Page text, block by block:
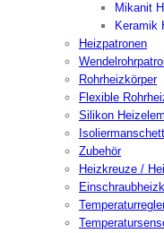
Mikanit
Keramik
Heizpatronen
Rohrheizkörper
Flexible
Silikon
Zubehör
Heizkreuze /